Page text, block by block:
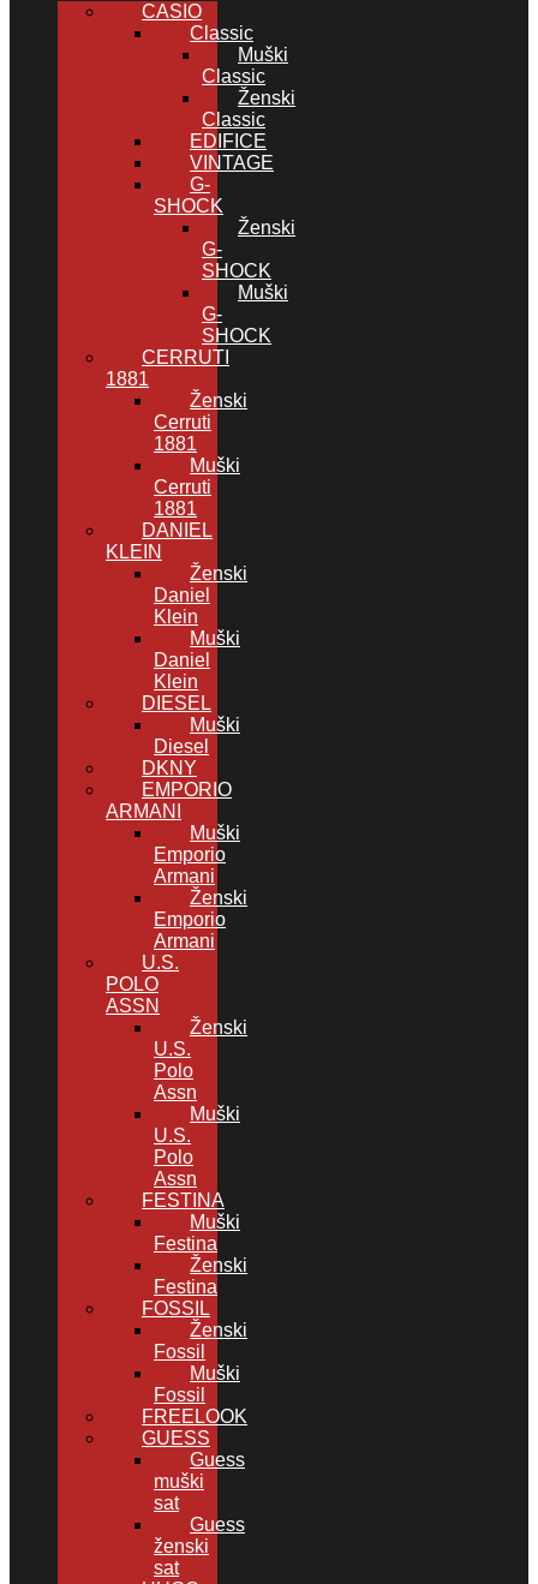
CASIO
Classic
Muški
Classic
Ženski
Classic
EDIFICE
VINTAGE
G-
SHOCK
Ženski
G-
SHOCK
Muški
G-
SHOCK
CERRUTI
1881
Ženski
Cerruti
1881
Muški
Cerruti
1881
DANIEL
KLEIN
Ženski
Daniel
Klein
Muški
Daniel
Klein
DIESEL
Muški
Diesel
DKNY
EMPORIO
ARMANI
Muški
Emporio
Armani
Ženski
Emporio
Armani
U.S.
POLO
ASSN
Ženski
U.S.
Polo
Assn
Muški
U.S.
Polo
Assn
FESTINA
Muški
Festina
Ženski
Festina
FOSSIL
Ženski
Fossil
Muški
Fossil
FREELOOK
GUESS
Guess
muški
sat
Guess
ženski
sat